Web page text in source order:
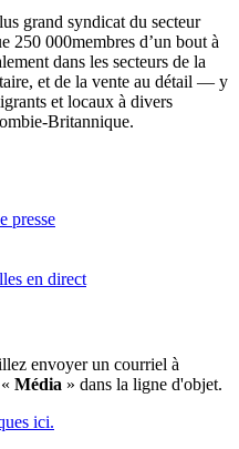
grand syndicat du secteur
250 000membres d’un bout à
dans les secteurs de la
et de la vente au détail — y
et locaux à divers
Britannique.
presse
en direct
envoyer un courriel à
Média » dans la ligne d'objet.
ici.